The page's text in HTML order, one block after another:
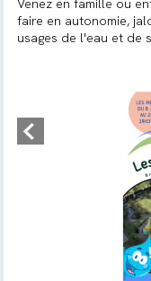
Venez en famille ou
faire en autonomie,
usages de l'eau et de